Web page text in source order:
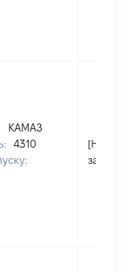
КАМАЗ
4310
[Не